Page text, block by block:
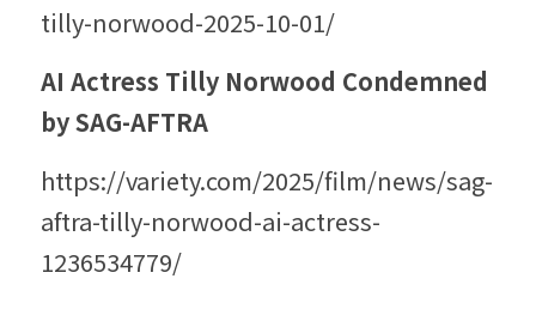
tilly-norwood-2025-10-01/
AI Actress Tilly Norwood Condemned
by SAG-AFTRA
https://variety.com/2025/film/news/sag-
aftra-tilly-norwood-ai-actress-
1236534779/